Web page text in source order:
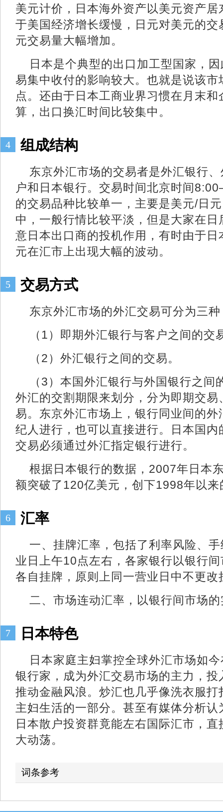
美元计价，日本海外资产以美元资产
于美国经济增长缓慢，日元对美元的
元交易量大幅增加。
日本是个典型的出口加工型国家，
易集中收付的影响较大。也就是说该
点。还由于日本工商业界习惯在月末
算，出口换汇时间比较集中。
4 组成结构
东京外汇市场的交易者是外汇银行
户和日本银行。交易时间北京时间
的交易品种比较单一，主要是美元/日
中，一般行情比较平淡，但是大家在
意日本出口商的投机作用，有时由于
元在汇市上出现大幅的波动。
5 交易方式
东京外汇市场的外汇交易可分为三种
（1）即期外汇银行与客户之间的交
（2）外汇银行之间的交易。
（3）本国外汇银行与外国银行之
外汇的交割期限来划分，分为即期交
易。东京外汇市场上，银行同业间的
纪人进行，也可以直接进行。日本国
交易必须通过外汇指定银行进行。
根据日本银行的数据，2007年日本
额突破了120亿美元，创下1998年以来
6 汇率
一、挂牌汇率，包括了利率风险、
业日上午10点左右，各家银行以银行
各自挂牌，原则上同一营业日中不更改
二、市场连动汇率，以银行间市场
7 日本特色
日本家庭主妇掌控全球外汇市场如
银行家，成为外汇交易市场的主力，
推动金融风浪。炒汇也几乎像洗衣服
主妇生活的一部分。甚至有媒体分析
日本散户投资群竟能左右国际汇市，
大动荡。
词条参考